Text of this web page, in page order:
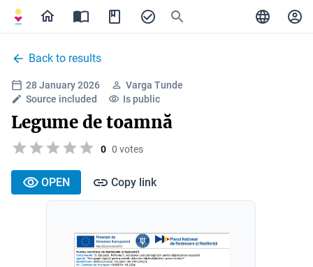
Back to results
28 January 2026
Varga Tunde
Source included
Is public
Legume de toamnă
0 0 votes
OPEN Copy link